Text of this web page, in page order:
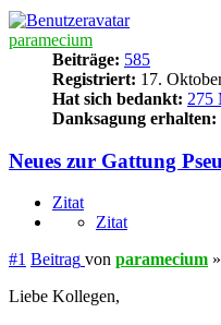
paramecium
Beiträge: 585
Registriert: 17.
Hat sich bedankt: 275
Danksagung erhalten:
Neues zur Gattung
Zitat
Zitat
#1 Beitrag von paramecium »
Liebe Kollegen,